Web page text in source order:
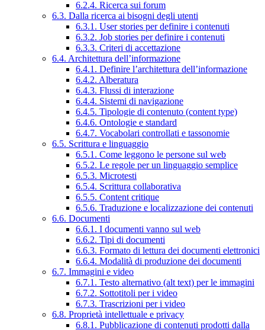
6.2.4. Ricerca sui forum
6.3. Dalla ricerca ai bisogni degli utenti
6.3.1. User stories per definire i contenuti
6.3.2. Job stories per definire i contenuti
6.3.3. Criteri di accettazione
6.4. Architettura dell’informazione
6.4.1. Definire l’architettura dell’informazione
6.4.2. Alberatura
6.4.3. Flussi di interazione
6.4.4. Sistemi di navigazione
6.4.5. Tipologie di contenuto (content type)
6.4.6. Ontologie e standard
6.4.7. Vocabolari controllati e tassonomie
6.5. Scrittura e linguaggio
6.5.1. Come leggono le persone sul web
6.5.2. Le regole per un linguaggio semplice
6.5.3. Microtesti
6.5.4. Scrittura collaborativa
6.5.5. Content critique
6.5.6. Traduzione e localizzazione dei contenuti
6.6. Documenti
6.6.1. I documenti vanno sul web
6.6.2. Tipi di documenti
6.6.3. Formato di lettura dei documenti elettronici
6.6.4. Modalità di produzione dei documenti
6.7. Immagini e video
6.7.1. Testo alternativo (alt text) per le immagini
6.7.2. Sottotitoli per i video
6.7.3. Trascrizioni per i video
6.8. Proprietà intellettuale e privacy
6.8.1. Pubblicazione di contenuti prodotti dalla